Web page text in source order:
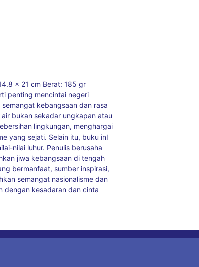
x 21 cm Berat: 185 gr
penting mencintai negeri
kebangsaan dan rasa
bukan sekadar ungkapan atau
lingkungan, menghargai
yang sejati. Selain itu, buku inI
nilai luhur. Penulis berusaha
jiwa kebangsaan di tengah
bermanfaat, sumber inspirasi,
semangat nasionalisme dan
dengan kesadaran dan cinta